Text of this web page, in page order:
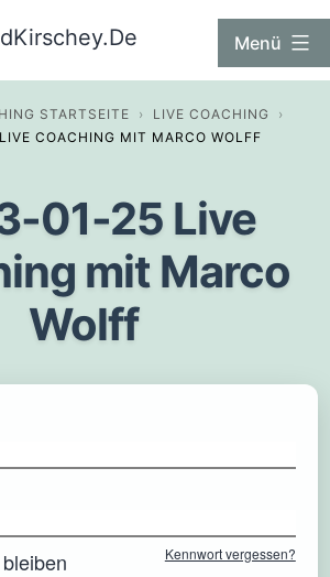
Menü
STARTSEITE › LIVE COACHING
›
COACHING MIT MARCO WOLFF
01-25 Live
mit Marco
Wolff
Kennwort vergessen?